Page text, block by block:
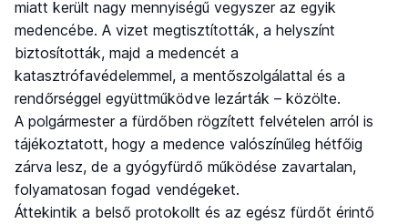
miatt került nagy mennyiségű vegyszer az egyik
medencébe. A vizet megtisztították, a helyszínt
biztosították, majd a medencét a
katasztrófavédelemmel, a mentőszolgálattal és a
rendőrséggel együttműködve lezárták – közölte.
A polgármester a fürdőben rögzített felvételen arról is
tájékoztatott, hogy a medence valószínűleg hétfőig
zárva lesz, de a gyógyfürdő működése zavartalan,
folyamatosan fogad vendégeket.
Áttekintik a belső protokollt és az egész fürdőt érintő